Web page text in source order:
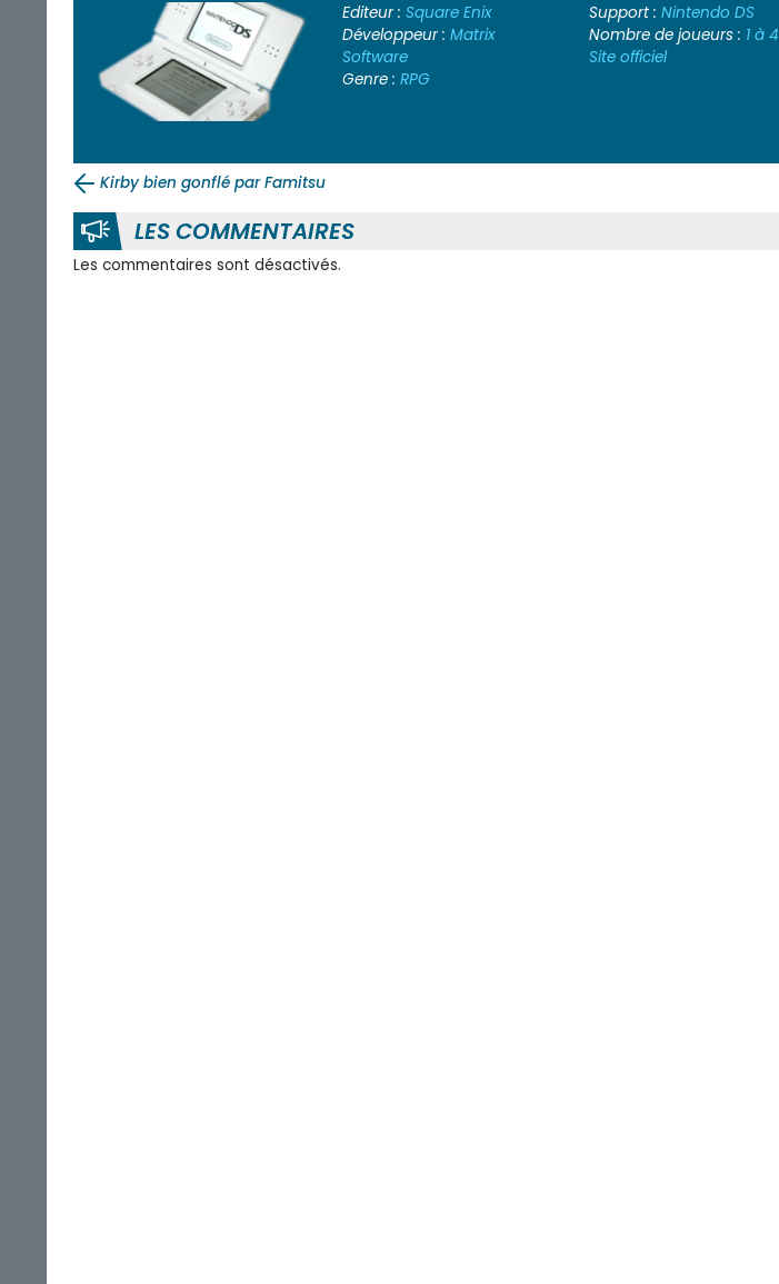
Editeur : Square Enix
Développeur : Matrix
Software
Genre : RPG
Support : Nintendo DS
Nombre de joueurs : 1 à 4
Site officiel
Kirby bien gonflé par Famitsu
LES COMMENTAIRES
Les commentaires sont désactivés.